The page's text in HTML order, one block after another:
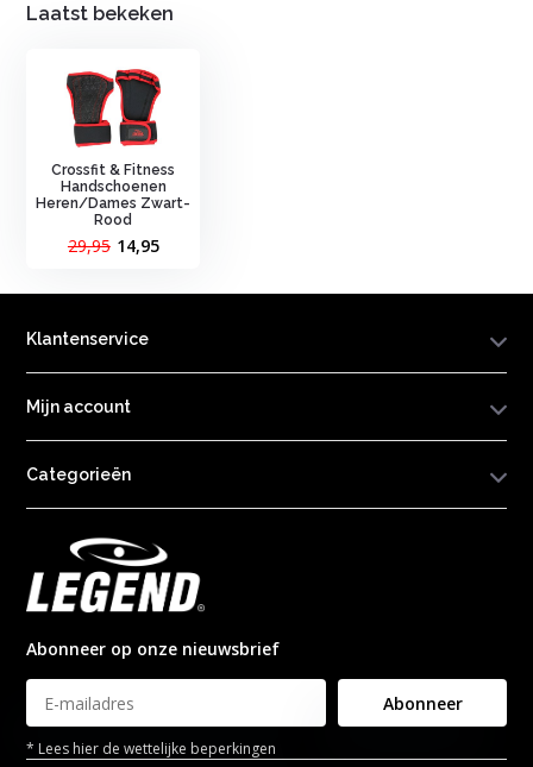
Laatst bekeken
Crossfit & Fitness
Handschoenen
Heren/Dames Zwart-
Rood
29,95 14,95
Klantenservice
Mijn account
Categorieën
Abonneer op onze nieuwsbrief
Abonneer
* Lees hier de wettelijke beperkingen